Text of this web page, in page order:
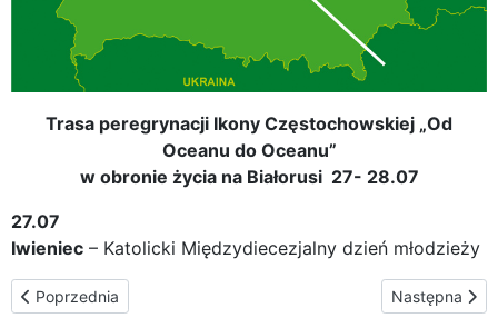
Trasa peregrynacji Ikony Częstochowskiej „Od
Oceanu do Oceanu”
w obronie życia na Białorusi 27- 28.07
27.07
Iwieniec – Katolicki Międzydiecezjalny dzień młodzieży
Poprzednia strona: Trasa peregrynacji na Litwie
Poprzednia Następna
Następna